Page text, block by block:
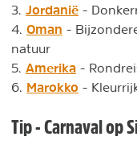
3. Jordanië -
4. Oman -
natuur
5. Amerika -
6. Marokko -
Tip - Carnaval op